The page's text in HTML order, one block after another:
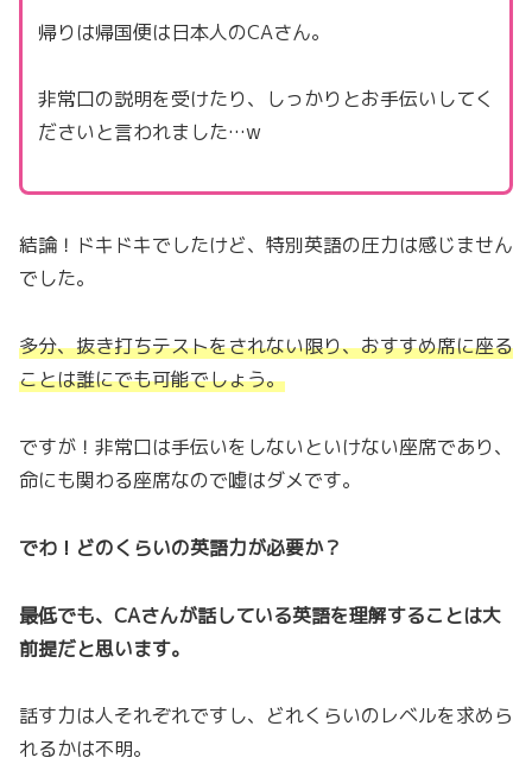
帰りは帰国便は日本人のCAさん。
非常口の説明を受けたり、しっかりとお手伝いしてく
ださいと言われました…w
結論！ドキドキでしたけど、特別英語の圧力は感じません
でした。
多分、抜き打ちテストをされない限り、おすすめ席に座る
ことは誰にでも可能でしょう。
ですが！非常口は手伝いをしないといけない座席であり、
命にも関わる座席なので嘘はダメです。
でわ！どのくらいの英語力が必要か？
最低でも、CAさんが話している英語を理解することは大
前提だと思います。
話す力は人それぞれですし、どれくらいのレベルを求めら
れるかは不明。